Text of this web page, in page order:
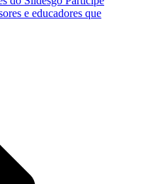
e educadores que